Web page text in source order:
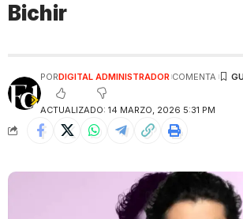
Bichir
ACTUALIZADO: 14 MARZO, 2026 5:31 PM
PORDIGITAL ADMINISTRADOR COMENTA